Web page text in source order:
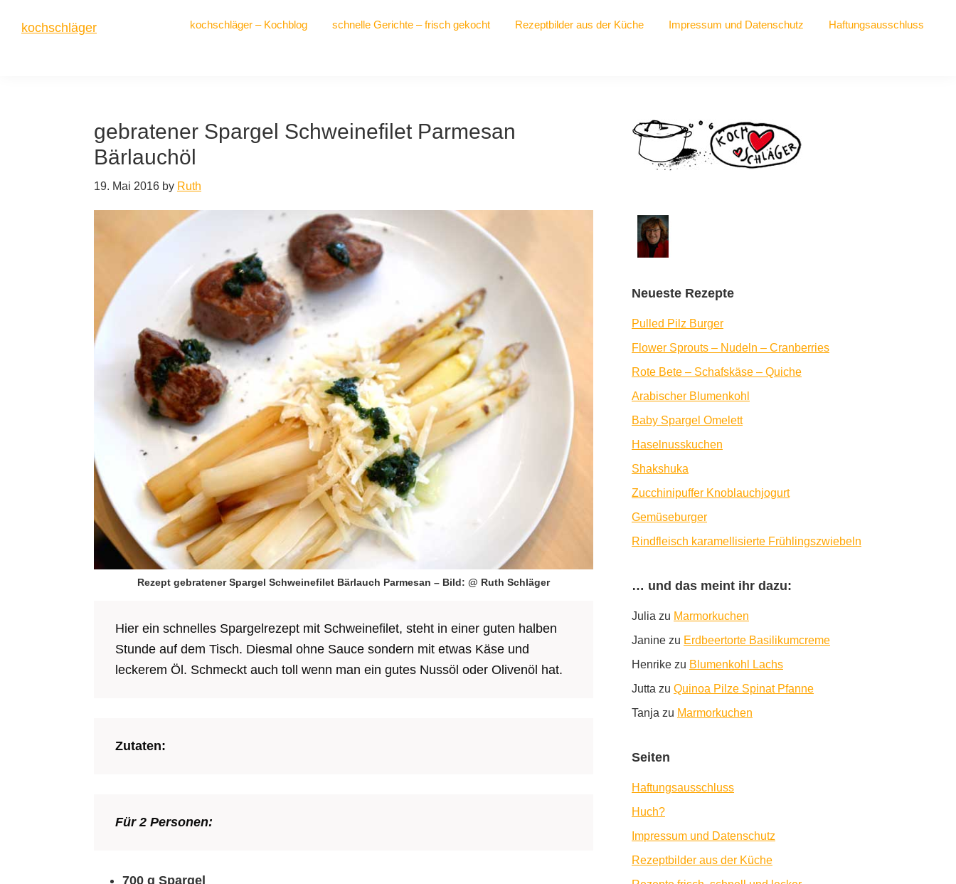
Hauptnavigation
Inhalt
Seitenspalte
kochschläger kochschläger – Kochblog schnelle Gerichte – frisch gekocht Rezeptbilder aus der Küche Impressum und Datenschutz Haftungsausschluss
gebratener Spargel Schweinefilet Parmesan
Bärlauchöl
19. Mai 2016 by Ruth
Rezept gebratener Spargel Schweinefilet Bärlauch Parmesan – Bild: @ Ruth Schläger
Hier ein schnelles Spargelrezept mit Schweinefilet, steht in einer guten halben
Stunde auf dem Tisch. Diesmal ohne Sauce sondern mit etwas Käse und
leckerem Öl. Schmeckt auch toll wenn man ein gutes Nussöl oder Olivenöl hat.
Zutaten:
Für 2 Personen:
700 g Spargel
Seitenspalte
Neueste Rezepte
Pulled Pilz Burger
Flower Sprouts – Nudeln – Cranberries
Rote Bete – Schafskäse – Quiche
Arabischer Blumenkohl
Baby Spargel Omelett
Haselnusskuchen
Shakshuka
Zucchinipuffer Knoblauchjogurt
Gemüseburger
Rindfleisch karamellisierte Frühlingszwiebeln
… und das meint ihr dazu:
Julia zu Marmorkuchen
Janine zu Erdbeertorte Basilikumcreme
Henrike zu Blumenkohl Lachs
Jutta zu Quinoa Pilze Spinat Pfanne
Tanja zu Marmorkuchen
Seiten
Haftungsausschluss
Huch?
Impressum und Datenschutz
Rezeptbilder aus der Küche